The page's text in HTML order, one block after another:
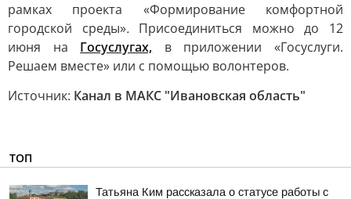
рамках проекта «Формирование комфортной
городской среды». Присоединиться можно до 12
июня на Госуслугах, в приложении «Госуслуги.
Решаем вместе» или с помощью волонтеров.
Источник: Канал в МАКС "Ивановская область"
ТОП
Татьяна Ким рассказала о статусе работы с